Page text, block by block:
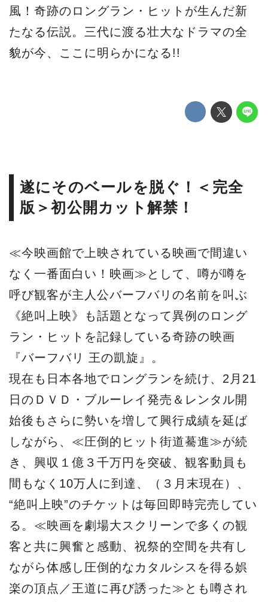
風！奇跡のロングラン・ヒットが生んだ新
たなる伝説。三代に渡る壮大なドラマの全
貌が今、ここに明らかになる!!
遂にそのベールを脱ぐ！＜完全
版＞初公開カット解禁！
≪今映画館で上映されている映画で間違い
なく一番面白い！映画≫として、噂が噂を
呼び観客が主人公バーフバリの名前を叫ぶ
《絶叫上映》も話題となって異例のロング
ラン・ヒットを記録している奇跡の映画
『バーフバリ 王の凱旋』。
現在も日本各地でロングランを続け、2月21
日のＤＶＤ・ブルーレイ発売＆レンタル開
始後もさらに勢いを増して興行成績を延ば
しながら、≪圧倒的ヒット街道驀進≫が続
き、興収１億３千万円を突破、観客動員も
間もなく10万人に到達、（３月末現在）、
“絶叫上映”のチケットは毎回即時完売してい
る。≪映画を劇場大スクリーンで多くの観
客と共に興奮と感動、祝祭的空間を共有し
ながら体感し圧倒的なカタルシスを得る娯
楽の頂点／王道に再び誘った≫とも噂され